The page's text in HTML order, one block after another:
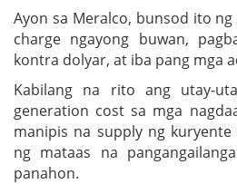
Ayon sa Meralco, bunsod ito
charge ngayong buwan,
kontra dolyar, at iba pang mga
Kabilang na rito ang utay-
generation cost sa mga
manipis na supply ng kuryente
ng mataas na
panahon.